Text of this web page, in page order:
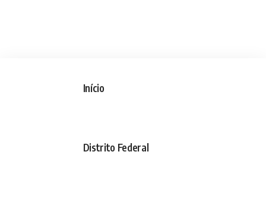
Início
Distrito Federal